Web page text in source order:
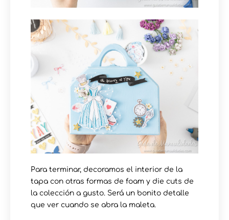
Para terminar, decoramos el interior de la
tapa con otras formas de foam y die cuts de
la colección⁠ a gusto. Será un bonito detalle
que ver cuando se abra la maleta.⠀